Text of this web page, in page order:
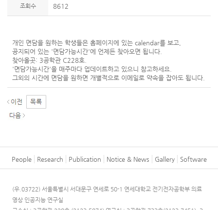
조회수 8612
개인 면담을 원하는 학생들은 홈페이지에 있는 calendar를 보고,
공지되어 있는 '면담가능시간'에 언제든 찾아오면 됩니다.
찾아올곳: 3공학관 C228호.
'면담가능시간'을 매주마다 업데이트하고 있으니 참고하세요.
그외의 시간에 면담을 원하면 개별적으로 이메일로 약속을 잡아도 됩니다.
People Research Publication Notice & News Gallery Software
(우.03722) 서울특별시 서대문구 연세로 50-1 연세대학교 전기전자공학부 의료
영상 인공지능 연구실